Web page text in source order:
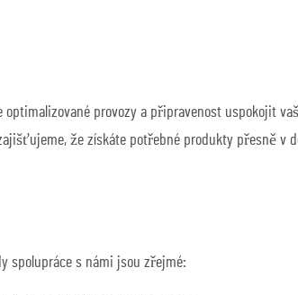
optimalizované provozy a připravenost uspokojit
že získáte potřebné produkty přesně
spolupráce s námi jsou zřejmé: